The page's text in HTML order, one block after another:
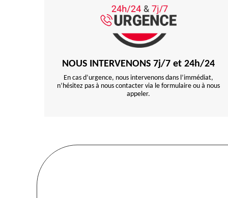
NOUS INTERVENONS 7j/7 et 24h/24
En cas d’urgence, nous intervenons dans l’immédiat,
n’hésitez pas à nous contacter via le formulaire ou à nous
appeler.